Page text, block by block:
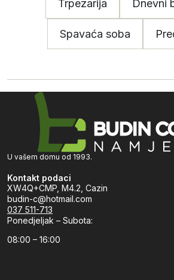
Trpezarija Dnevni
Spavaća soba
U vašem domu od 1993.
Kontakt podaci
XW4Q+CMP, M4.2, Cazin
budin-c@hotmail.com
037 511-713
Ponedjeljak – Subota:
08:00 – 16:00